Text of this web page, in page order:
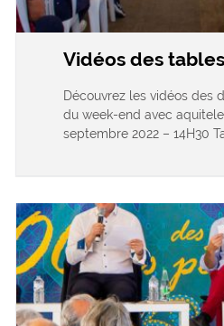
Vidéos des
Découvrez les vidéos des
du week-end avec
septembre 2022 – 14H30